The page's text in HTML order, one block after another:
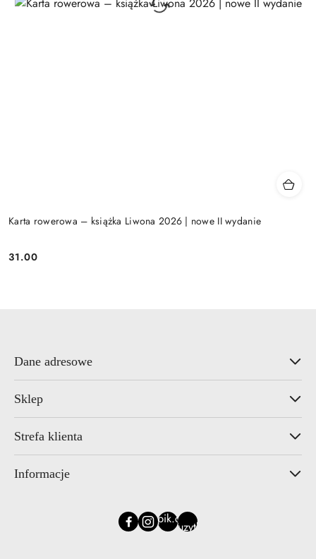
Karta rowerowa – książka Liwona 2026 | nowe II wydanie
Cena:
31.00
Dane adresowe
Sklep
Strefa klienta
Informacje